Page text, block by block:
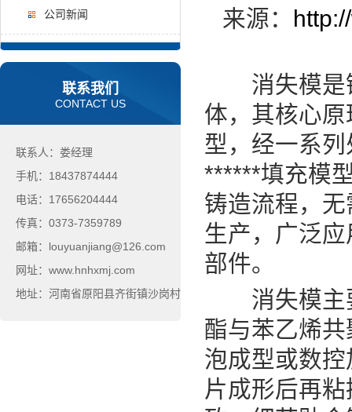
公司新闻
联系我们
CONTACT US
联系人：娄经理
手机：18437874444
电话：17656204444
传真：0373-7359789
邮箱：louyuanjiang@126.com
网址：www.hnhxmj.com
地址：河南省原阳县齐街镇沙岗村
来源：
消失模是铸
体，其核心
型，经一系
******填充模
铸造流程，
生产，广泛
部件。
消失模主要
酯与苯乙烯
泡成型或数
片成形后再